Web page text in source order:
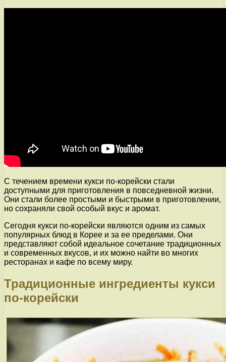
С течением времени кукси по-корейски стали
доступными для приготовления в повседневной жизни.
Они стали более простыми и быстрыми в приготовлении,
но сохраняли свой особый вкус и аромат.
Сегодня кукси по-корейски являются одним из самых
популярных блюд в Корее и за ее пределами. Они
представляют собой идеальное сочетание традиционных
и современных вкусов, и их можно найти во многих
ресторанах и кафе по всему миру.
Традиционные ингредиенты кукси
по-корейски